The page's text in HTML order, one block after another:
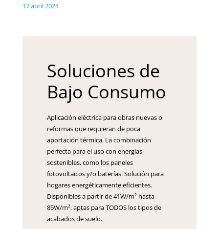
17 abril 2024
Soluciones de
Bajo Consumo
Aplicación eléctrica para obras nuevas o
reformas que requieran de poca
aportación térmica. La combinación
perfecta para el uso con energías
sostenibles, como los paneles
fotovoltaicos y/o baterías. Solución para
hogares energéticamente eficientes.
Disponibles a partir de 41W/m² hasta
85W/m², aptas para TODOS los tipos de
acabados de suelo.